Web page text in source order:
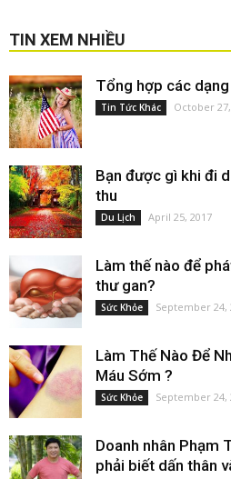
TIN XEM NHIỀU
Tổng hợp các
Tin Tức Khác October
Bạn được gì khi đi
thu
Du Lịch April 25, 2017
Làm thế nào để
thư gan?
Sức Khỏe September 24,
Làm Thế Nào Để
Máu Sớm ?
Sức Khỏe September 24,
Doanh nhân Phạm
phải biết dấn thân